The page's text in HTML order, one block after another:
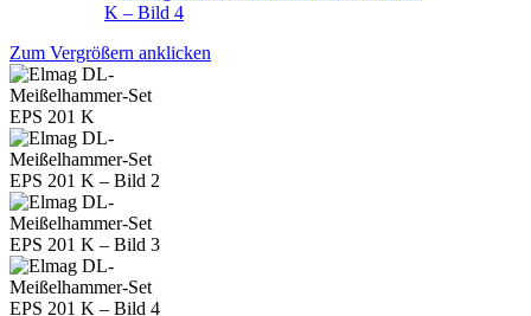
Zum Vergrößern anklicken